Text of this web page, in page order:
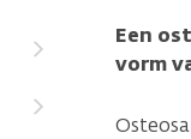
Een
vorm